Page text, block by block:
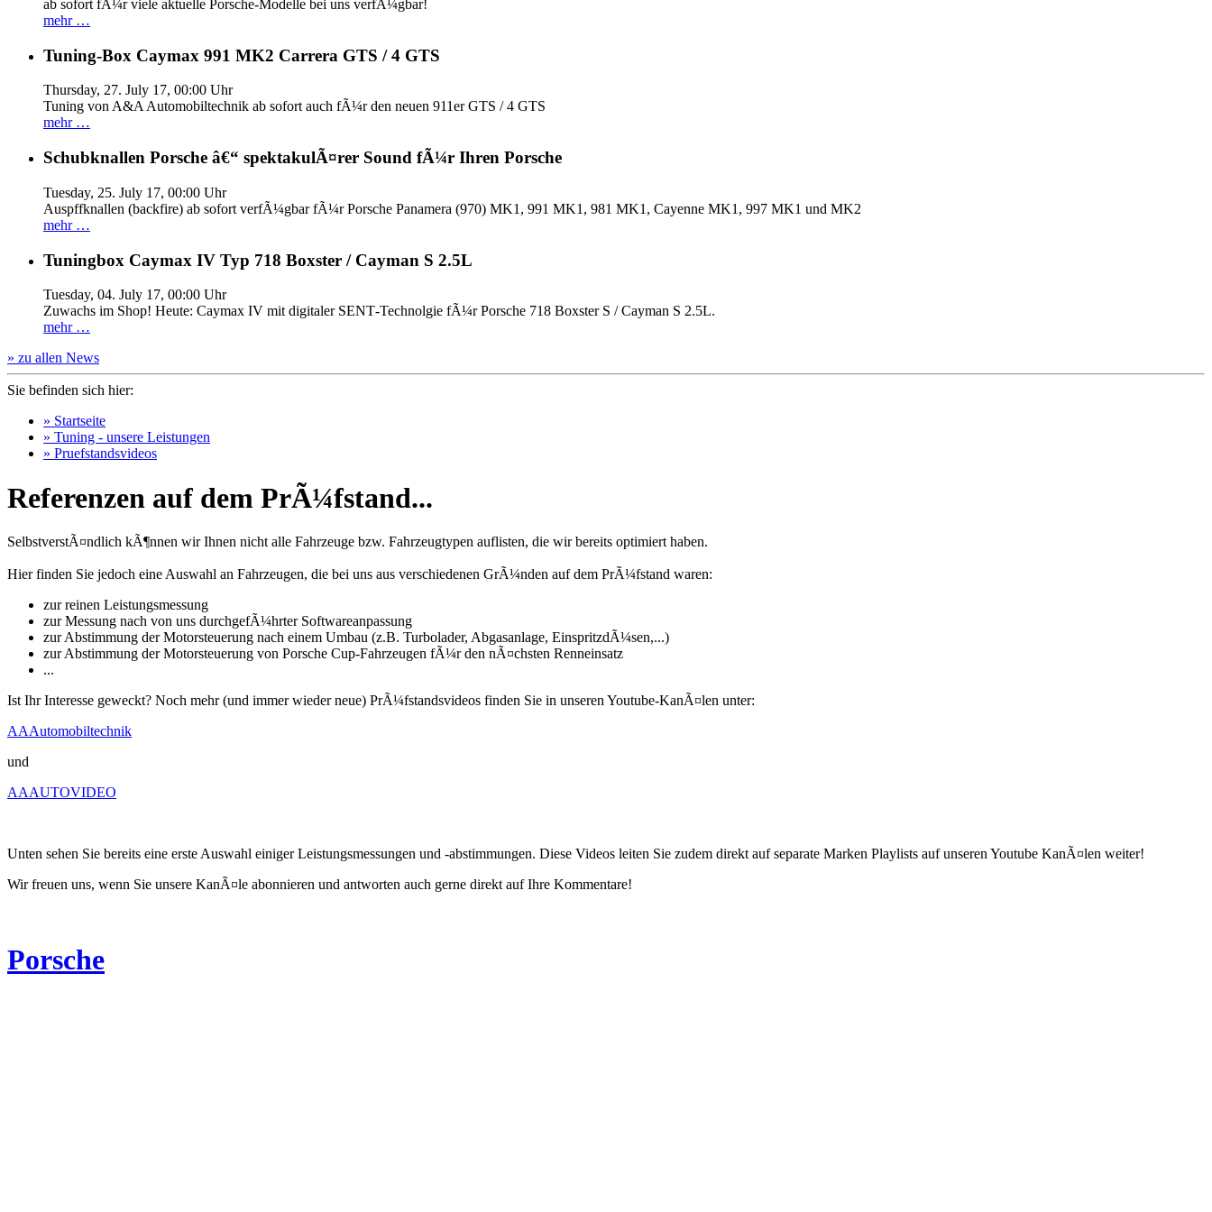
ab sofort fÃ¼r viele aktuelle Porsche-Modelle bei uns verfÃ¼gbar!
mehr …
Tuning-Box Caymax 991 MK2 Carrera GTS / 4 GTS
Thursday, 27. July 17, 00:00 Uhr
Tuning von A&A Automobiltechnik ab sofort auch fÃ¼r den neuen 911er GTS / 4 GTS
mehr …
Schubknallen Porsche â€“ spektakulÃ¤rer Sound fÃ¼r Ihren Porsche
Tuesday, 25. July 17, 00:00 Uhr
Auspffknallen (backfire) ab sofort verfÃ¼gbar fÃ¼r Porsche Panamera (970) MK1, 991 MK1, 981 MK1, Cayenne MK1, 997 MK1 und MK2
mehr …
Tuningbox Caymax IV Typ 718 Boxster / Cayman S 2.5L
Tuesday, 04. July 17, 00:00 Uhr
Zuwachs im Shop! Heute: Caymax IV mit digitaler SENT‐Technolgie fÃ¼r Porsche 718 Boxster S / Cayman S 2.5L.
mehr …
» zu allen News
Sie befinden sich hier:
» Startseite
» Tuning - unsere Leistungen
» Pruefstandsvideos
Referenzen auf dem PrÃ¼fstand...
SelbstverstÃ¤ndlich kÃ¶nnen wir Ihnen nicht alle Fahrzeuge bzw. Fahrzeugtypen auflisten, die wir bereits optimiert haben.
Hier finden Sie jedoch eine Auswahl an Fahrzeugen, die bei uns aus verschiedenen GrÃ¼nden auf dem PrÃ¼fstand waren:
zur reinen Leistungsmessung
zur Messung nach von uns durchgefÃ¼hrter Softwareanpassung
zur Abstimmung der Motorsteuerung nach einem Umbau (z.B. Turbolader, Abgasanlage, EinspritzdÃ¼sen,...)
zur Abstimmung der Motorsteuerung von Porsche Cup-Fahrzeugen fÃ¼r den nÃ¤chsten Renneinsatz
...
Ist Ihr Interesse geweckt? Noch mehr (und immer wieder neue) PrÃ¼fstandsvideos finden Sie in unseren Youtube-KanÃ¤len unter:
AAAutomobiltechnik
und
AAAUTOVIDEO
Unten sehen Sie bereits eine erste Auswahl einiger Leistungsmessungen und -abstimmungen. Diese Videos leiten Sie zudem direkt auf separate Marken Playlists auf unseren Youtube KanÃ¤len weiter!
Wir freuen uns, wenn Sie unsere KanÃ¤le abonnieren und antworten auch gerne direkt auf Ihre Kommentare!
Porsche